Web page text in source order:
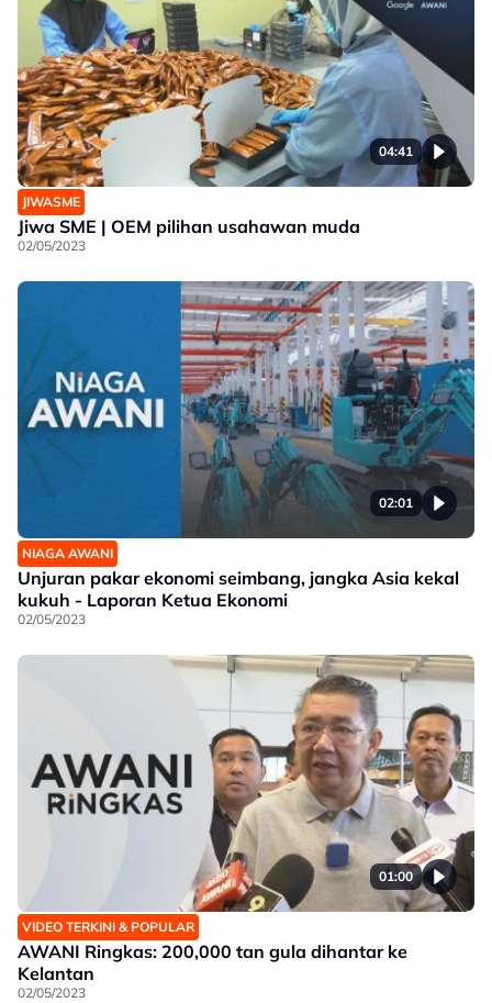
04:41
JIWASME
Jiwa SME | OEM pilihan usahawan muda
02/05/2023
02:01
NIAGA AWANI
Unjuran pakar ekonomi seimbang, jangka Asia kekal
kukuh - Laporan Ketua Ekonomi
02/05/2023
01:00
VIDEO TERKINI & POPULAR
AWANI Ringkas: 200,000 tan gula dihantar ke
Kelantan
02/05/2023